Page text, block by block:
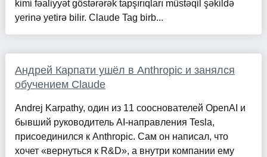
kimi fəaliyyət göstərərək tapşırıqları müstəqil şəkildə
yerinə yetirə bilir. Claude Tag birb...
Андрей Карпати ушёл в Anthropic и занялся
обучением Claude
Andrej Karpathy, один из 11 сооснователей OpenAI и
бывший руководитель AI-направления Tesla,
присоединился к Anthropic. Сам он написал, что
хочет «вернуться к R&D», а внутри компании ему